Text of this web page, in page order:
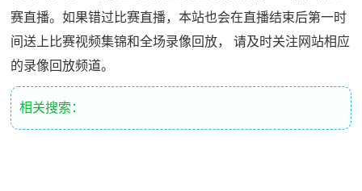
赛直播。如果错过比赛直播，本站也会在直播结束后第一时
间送上比赛视频集锦和全场录像回放， 请及时关注网站相应
的录像回放频道。
相关搜索：